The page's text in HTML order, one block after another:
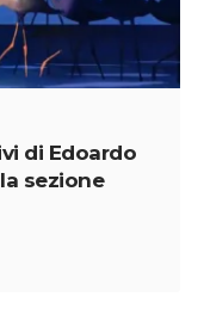
di Edoardo
sezione